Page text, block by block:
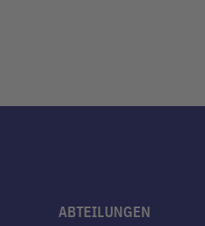
ABTEILUNGEN